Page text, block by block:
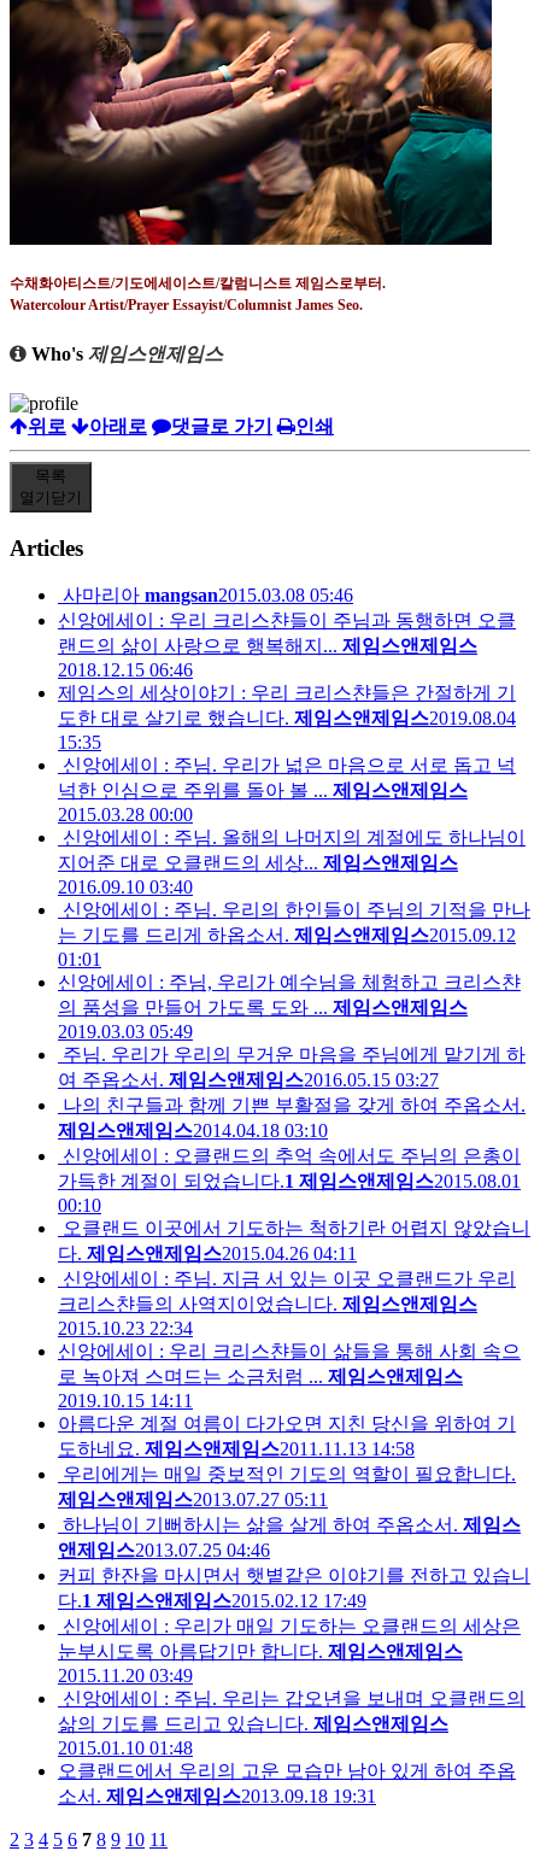
수채화아티스트/기도에세이스트/칼럼니스트 제임스로부터.
Watercolour Artist/Prayer Essayist/Columnist James Seo.
Who's 제임스앤제임스
위로 아래로 댓글로 가기 인쇄
목록
열기 닫기
Articles
사마리아 mangsan2015.03.08 05:46
신앙에세이 : 우리 크리스챤들이 주님과 동행하면 오클
랜드의 삶이 사랑으로 행복해지... 제임스앤제임스
2018.12.15 06:46
제임스의 세상이야기 : 우리 크리스챤들은 간절하게 기
도한 대로 살기로 했습니다. 제임스앤제임스2019.08.04
15:35
신앙에세이 : 주님. 우리가 넓은 마음으로 서로 돕고 넉
넉한 인심으로 주위를 돌아 볼 ... 제임스앤제임스
2015.03.28 00:00
신앙에세이 : 주님. 올해의 나머지의 계절에도 하나님이
지어준 대로 오클랜드의 세상... 제임스앤제임스
2016.09.10 03:40
신앙에세이 : 주님. 우리의 한인들이 주님의 기적을 만나
는 기도를 드리게 하옵소서. 제임스앤제임스2015.09.12
01:01
신앙에세이 : 주님, 우리가 예수님을 체험하고 크리스챤
의 품성을 만들어 가도록 도와 ... 제임스앤제임스
2019.03.03 05:49
주님. 우리가 우리의 무거운 마음을 주님에게 맡기게 하
여 주옵소서. 제임스앤제임스2016.05.15 03:27
나의 친구들과 함께 기쁜 부활절을 갖게 하여 주옵소서.
제임스앤제임스2014.04.18 03:10
신앙에세이 : 오클랜드의 추억 속에서도 주님의 은총이
가득한 계절이 되었습니다.1 제임스앤제임스2015.08.01
00:10
오클랜드 이곳에서 기도하는 척하기란 어렵지 않았습니
다. 제임스앤제임스2015.04.26 04:11
신앙에세이 : 주님. 지금 서 있는 이곳 오클랜드가 우리
크리스챤들의 사역지이었습니다. 제임스앤제임스
2015.10.23 22:34
신앙에세이 : 우리 크리스챤들이 삶들을 통해 사회 속으
로 녹아져 스며드는 소금처럼 ... 제임스앤제임스
2019.10.15 14:11
아름다운 계절 여름이 다가오면 지친 당신을 위하여 기
도하네요. 제임스앤제임스2011.11.13 14:58
우리에게는 매일 중보적인 기도의 역할이 필요합니다.
제임스앤제임스2013.07.27 05:11
하나님이 기뻐하시는 삶을 살게 하여 주옵소서. 제임스
앤제임스2013.07.25 04:46
커피 한잔을 마시면서 햇볕같은 이야기를 전하고 있습니
다.1 제임스앤제임스2015.02.12 17:49
신앙에세이 : 우리가 매일 기도하는 오클랜드의 세상은
눈부시도록 아름답기만 합니다. 제임스앤제임스
2015.11.20 03:49
신앙에세이 : 주님. 우리는 갑오년을 보내며 오클랜드의
삶의 기도를 드리고 있습니다. 제임스앤제임스
2015.01.10 01:48
오클랜드에서 우리의 고운 모습만 남아 있게 하여 주옵
소서. 제임스앤제임스2013.09.18 19:31
2 3 4 5 6 7 8 9 10 11